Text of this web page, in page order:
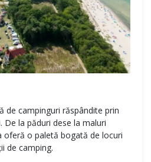
de campinguri răspândite prin
De la păduri dese la maluri
oferă o paletă bogată de locuri
de camping.